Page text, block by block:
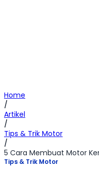
Home
/
Artikel
/
Tips & Trik Motor
/
5 Cara Membuat Motor
Tips & Trik Motor